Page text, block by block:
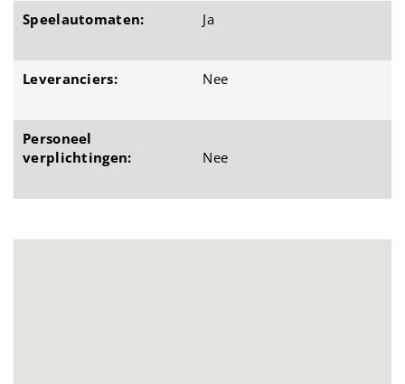
Speelautomaten: Ja
Leveranciers: Nee
Personeel
verplichtingen:
Nee